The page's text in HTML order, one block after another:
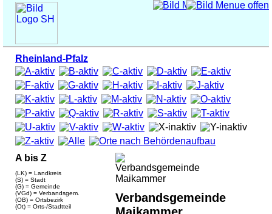
Rheinland-Pfalz
A bis Z
(LK) = Landkreis
(S) = Stadt
(G) = Gemeinde
(VGd) = Verbandsgem.
(OB) = Ortsbezirk
(Ot) = Orts-/Stadtteil
Verbandsgemeinde